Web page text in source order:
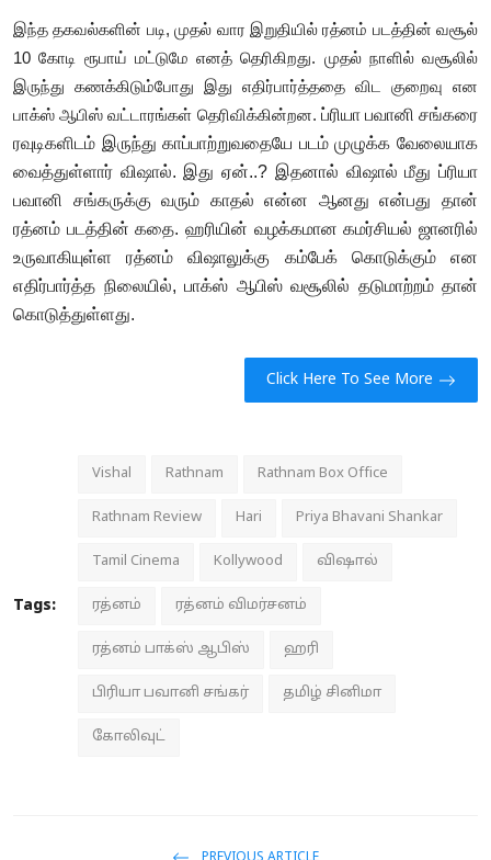
இந்த தகவல்களின் படி, முதல் வார இறுதியில் ரத்னம் படத்தின் வசூல்
10 கோடி ரூபாய் மட்டுமே எனத் தெரிகிறது. முதல் நாளில் வசூலில்
இருந்து கணக்கிடும்போது இது எதிர்பார்த்ததை விட குறைவு என
பாக்ஸ் ஆபிஸ் வட்டாரங்கள் தெரிவிக்கின்றன. ப்ரியா பவானி சங்கரை
ரவுடிகளிடம் இருந்து காப்பாற்றுவதையே படம் முழுக்க வேலையாக
வைத்துள்ளார் விஷால். இது ஏன்..? இதனால் விஷால் மீது ப்ரியா
பவானி சங்கருக்கு வரும் காதல் என்ன ஆனது என்பது தான்
ரத்னம் படத்தின் கதை. ஹரியின் வழக்கமான கமர்சியல் ஜானரில்
உருவாகியுள்ள ரத்னம் விஷாலுக்கு கம்பேக் கொடுக்கும் என
எதிர்பார்த்த நிலையில், பாக்ஸ் ஆபிஸ் வசூலில் தடுமாற்றம் தான்
கொடுத்துள்ளது.
Click Here To See More
Tags:
Vishal Rathnam Rathnam Box Office
Rathnam Review Hari Priya Bhavani Shankar
Tamil Cinema Kollywood விஷால்
ரத்னம் ரத்னம் விமர்சனம்
ரத்னம் பாக்ஸ் ஆபிஸ் ஹரி
பிரியா பவானி சங்கர் தமிழ் சினிமா
கோலிவுட்